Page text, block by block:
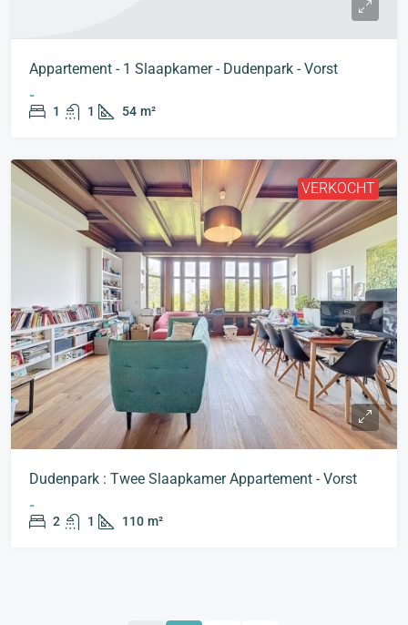
Appartement - 1 Slaapkamer - Dudenpark - Vorst
-
1 1 54 m²
VERKOCHT
Dudenpark : Twee Slaapkamer Appartement - Vorst
-
2 1 110 m²